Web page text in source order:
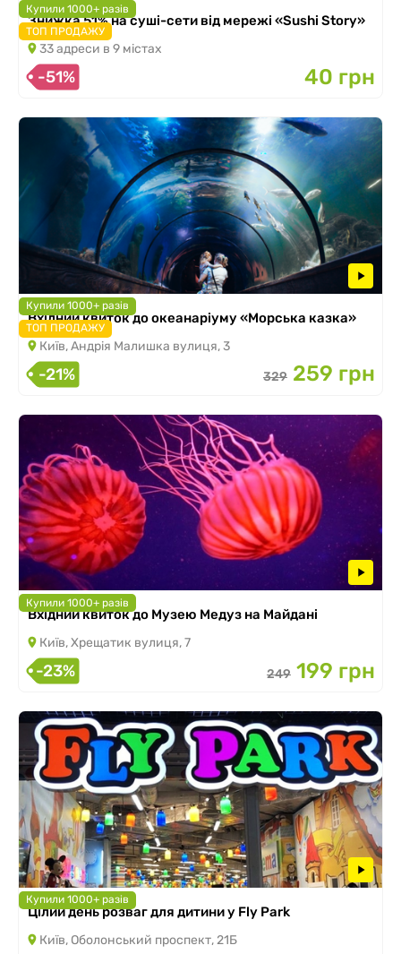
Купили 1000+ разів
ТОП ПРОДАЖУ
Знижка 51% на суші-сети від мережі «Sushi Story»
33 адреси в 9 містах
-51% 40 грн
Купили 1000+ разів
ТОП ПРОДАЖУ
Вхідний квиток до океанаріуму «Морська казка»
Київ, Андрія Малишка вулиця, 3
-21% 329 259 грн
Купили 1000+ разів
Вхідний квиток до Музею Медуз на Майдані
Київ, Хрещатик вулиця, 7
-23% 249 199 грн
Купили 1000+ разів
Цілий день розваг для дитини у Fly Park
Київ, Оболонський проспект, 21Б